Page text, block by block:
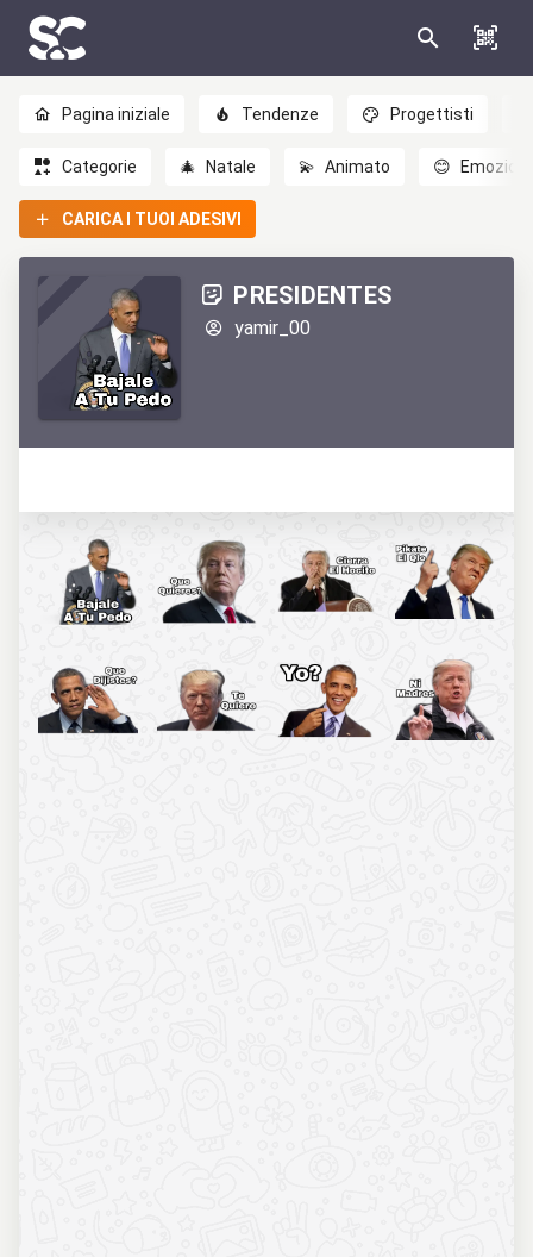
Pagina iniziale Tendenze Progettisti
Categorie 🎄 Natale 💫 Animato 😊 Emozioni
CARICA I TUOI ADESIVI
PRESIDENTES
yamir_00